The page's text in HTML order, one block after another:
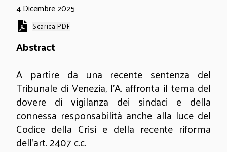
4 Dicembre 2025
Scarica PDF
Abstract
A partire da una recente sentenza del
Tribunale di Venezia, l’A. affronta il tema del
dovere di vigilanza dei sindaci e della
connessa responsabilità anche alla luce del
Codice della Crisi e della recente riforma
dell’art. 2407 c.c.